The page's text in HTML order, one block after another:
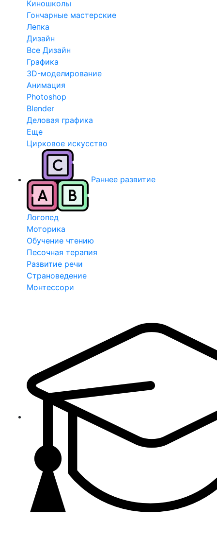
Киношколы
Гончарные мастерские
Лепка
Дизайн
Все Дизайн
Графика
3D-моделирование
Анимация
Photoshop
Blender
Деловая графика
Еще
Цирковое искусство
Раннее развитие
Логопед
Моторика
Обучение чтению
Песочная терапия
Развитие речи
Страноведение
Монтессори